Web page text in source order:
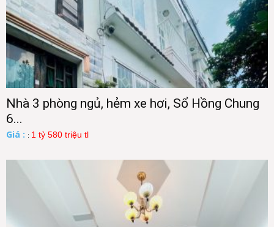
Nhà 3 phòng ngủ, hẻm xe hơi, Sổ Hồng Chung
6...
Giá : : 1 tỷ 580 triệu tl